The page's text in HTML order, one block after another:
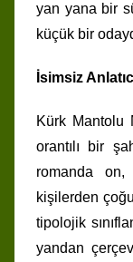
yan yana bir
küçük bir
İsimsiz
Kürk Mantolu
orantılı bir
romanda
kişilerden
tipolojik
yandan